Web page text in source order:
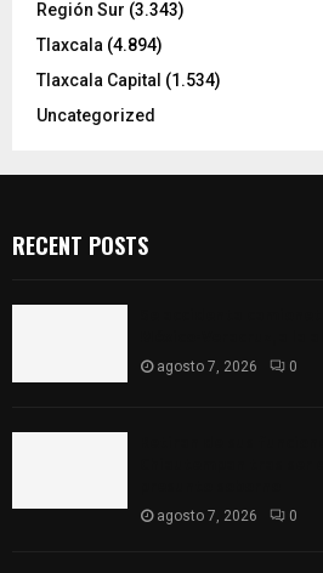
Región Sur (3.343)
Tlaxcala (4.894)
Tlaxcala Capital (1.534)
Uncategorized
RECENT POSTS
agosto 7, 2026 0
agosto 7, 2026 0